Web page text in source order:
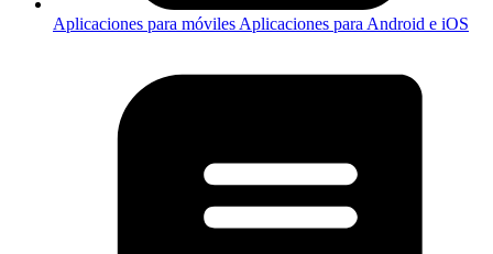
Aplicaciones para móviles Aplicaciones para Android e iOS